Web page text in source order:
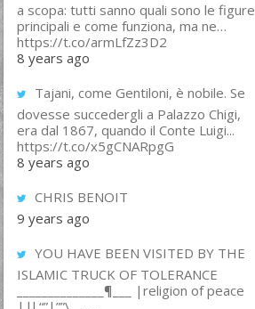
a scopa: tutti sanno quali sono le figure
principali e come funziona, ma ne…
https://t.co/armLfZz3D2
8 years ago
Tajani, come Gentiloni, è nobile. Se
dovesse succedergli a Palazzo Chigi,
era dal 1867, quando il Conte Luigi...
https://t.co/x5gCNARpgG
8 years ago
CHRIS BENOIT
9 years ago
YOU HAVE BEEN VISITED BY THE
ISLAMIC TRUCK OF TOLERANCE
______________¶___ |religion of peace